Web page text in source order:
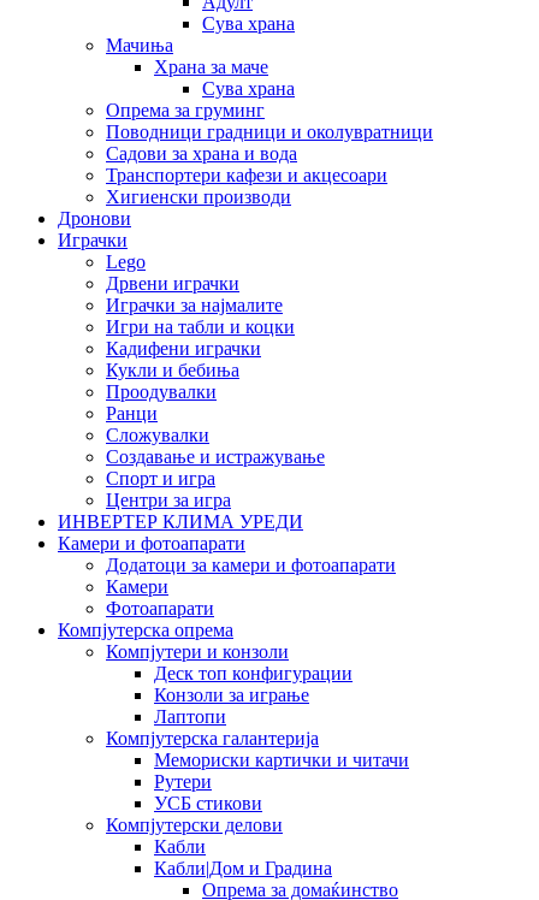
Сува храна
Мачиња
Храна за маче
Сува храна
Опрема за груминг
Поводници градници и околувратници
Садови за храна и вода
Транспортери кафези и акцесоари
Хигиенски производи
Дронови
Играчки
Lego
Дрвени играчки
Играчки за најмалите
Игри на табли и коцки
Кадифени играчки
Кукли и бебиња
Проодувалки
Ранци
Сложувалки
Создавање и истражување
Спорт и игра
Центри за игра
ИНВЕРТЕР КЛИМА УРЕДИ
Камери и фотоапарати
Додатоци за камери и фотоапарати
Камери
Фотоапарати
Компјутерска опрема
Компјутери и конзоли
Деск топ конфигурации
Конзоли за играње
Лаптопи
Компјутерска галантерија
Мемориски картички и читачи
Рутери
УСБ стикови
Компјутерски делови
Кабли
Кабли|Дом и Градина
Опрема за домаќинство